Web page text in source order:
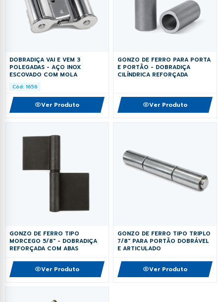
DOBRADIÇA VAI E VEM 3
POLEGADAS - AÇO INOX
ESCOVADO COM MOLA
Cód: 1656
Ver Produto
GONZO DE FERRO PARA PORTA
E PORTÃO - DOBRADIÇA
CILÍNDRICA REFORÇADA
Ver Produto
GONZO DE FERRO TIPO
MORCEGO 5/8" - DOBRADIÇA
REFORÇADA COM ABAS
Ver Produto
GONZO DE FERRO TIPO TRIPLO
7/8" PARA PORTÃO DOBRÁVEL
E ARTICULADO
Ver Produto